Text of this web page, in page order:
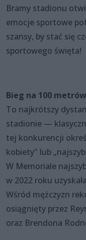
Bramy stadionu
emocje sportowe
szansy, by stać się
sportowego święta!
Bieg na 100
To najkrótszy
stadionie —
tej konkurencji
kobiety" lub
W Memoriale
w 2022 roku
Wśród mężczyzn
osiągnięty przez
oraz Brendona